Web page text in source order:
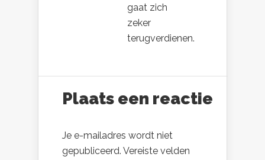
gaat zich
zeker
terugverdienen.
Plaats een reactie
Je e-mailadres wordt niet
gepubliceerd. Vereiste velden